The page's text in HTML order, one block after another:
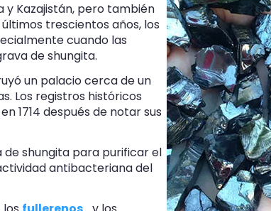
y Kazajistán, pero también
trescientos años, los
cuando las
de shungita.
un palacio cerca de un
Los registros históricos
1714 después de notar sus
de shungita para purificar el
antibacteriana del